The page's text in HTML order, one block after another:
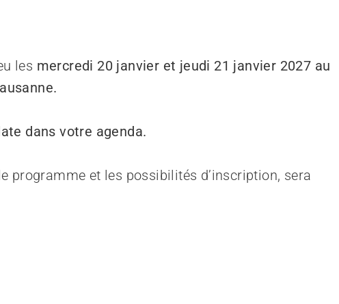
les mercredi 20 janvier et jeudi 21 janvier 2027 au
dans votre agenda.
programme et les possibilités d’inscription, sera